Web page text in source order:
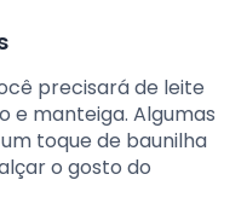
precisará de leite
e manteiga. Algumas
toque de baunilha
o gosto do